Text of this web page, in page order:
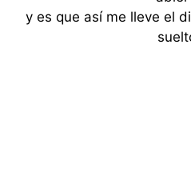
y es que así me lleve el